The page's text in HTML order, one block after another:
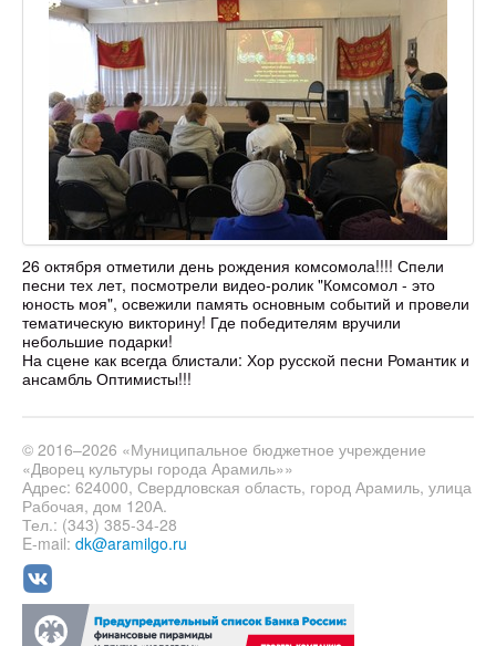
26 октября отметили день рождения комсомола!!!! Спели
песни тех лет, посмотрели видео-ролик "Комсомол - это
юность моя", освежили память основным событий и провели
тематическую викторину! Где победителям вручили
небольшие подарки!
На сцене как всегда блистали: Хор русской песни Романтик и
ансамбль Оптимисты!!!
© 2016–2026 «Муниципальное бюджетное учреждение
«Дворец культуры города Арамиль»»
Адрес: 624000, Свердловская область, город Арамиль, улица
Рабочая, дом 120А.
Тел.: (343) 385-34-28
E-mail: dk@aramilgo.ru